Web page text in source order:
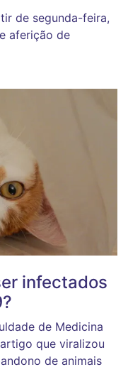
de segunda-feira,
aferição de
infectados
de Medicina
que viralizou
de animais